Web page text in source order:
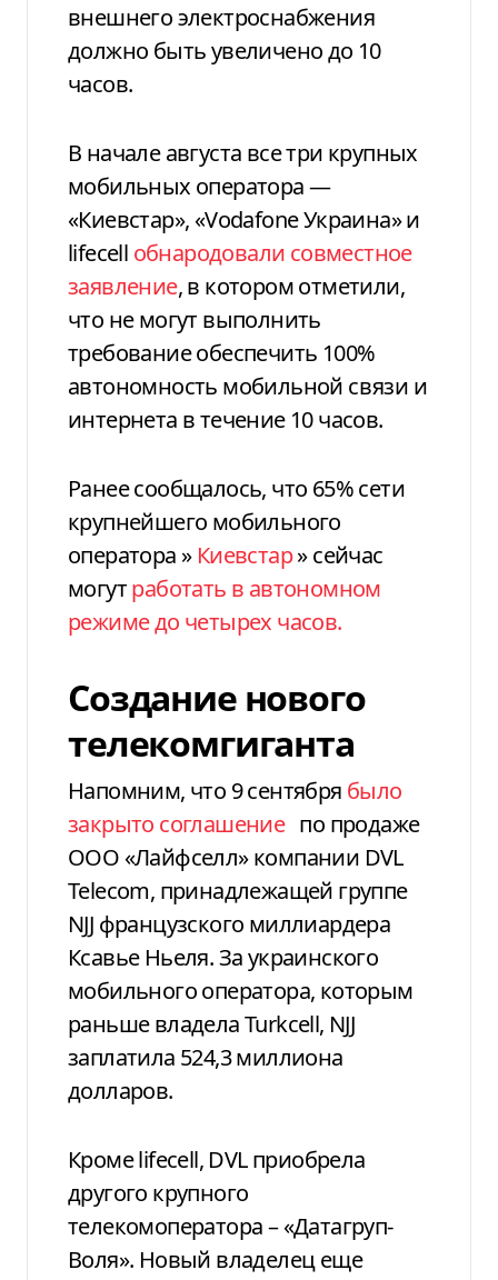
внешнего электроснабжения
должно быть увеличено до 10
часов.
В начале августа все три крупных
мобильных оператора —
«Киевстар», «Vodafone Украина» и
lifecell обнародовали совместное
заявление, в котором отметили,
что не могут выполнить
требование обеспечить 100%
автономность мобильной связи и
интернета в течение 10 часов.
Ранее сообщалось, что 65% сети
крупнейшего мобильного
оператора » Киевстар» сейчас
могутработать в автономном
режиме до четырех часов.
Создание нового
телекомгиганта
Напомним, что 9 сентября было
закрыто соглашение по продаже
ООО «Лайфселл» компании DVL
Telecom, принадлежащей группе
NJJ французского миллиардера
Ксавье Ньеля. За украинского
мобильного оператора, которым
раньше владела Turkcell, NJJ
заплатила 524,3 миллиона
долларов.
Кроме lifecell, DVL приобрела
другого крупного
телекомоператора – «Датагруп-
Воля». Новый владелец еще